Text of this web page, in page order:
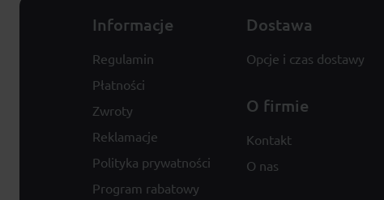
Informacje
Regulamin
Płatności
Zwroty
Reklamacje
Polityka prywatności
Program rabatowy
Dostawa
Opcje i czas dostawy
O firmie
Kontakt
O nas